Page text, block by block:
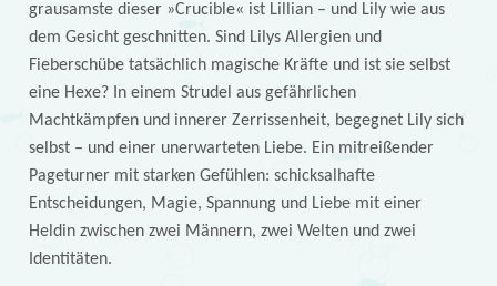
grausamste dieser »Crucible« ist Lillian – und Lily wie aus
dem Gesicht geschnitten. Sind Lilys Allergien und
Fieberschübe tatsächlich magische Kräfte und ist sie selbst
eine Hexe? In einem Strudel aus gefährlichen
Machtkämpfen und innerer Zerrissenheit, begegnet Lily sich
selbst – und einer unerwarteten Liebe. Ein mitreißender
Pageturner mit starken Gefühlen: schicksalhafte
Entscheidungen, Magie, Spannung und Liebe mit einer
Heldin zwischen zwei Männern, zwei Welten und zwei
Identitäten.